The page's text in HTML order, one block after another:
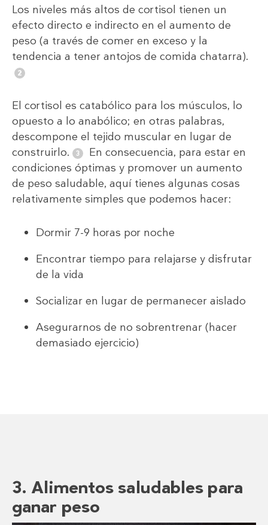
Los niveles más altos de cortisol tienen un
efecto directo e indirecto en el aumento de
peso (a través de comer en exceso y la
tendencia a tener antojos de comida chatarra).
El cortisol es catabólico para los músculos, lo
opuesto a lo anabólico; en otras palabras,
descompone el tejido muscular en lugar de
construirlo.
En consecuencia, para estar en
condiciones óptimas y promover un aumento
de peso saludable, aquí tienes algunas cosas
relativamente simples que podemos hacer:
Dormir 7-9 horas por noche
Encontrar tiempo para relajarse y disfrutar
de la vida
Socializar en lugar de permanecer aislado
Asegurarnos de no sobrentrenar (hacer
demasiado ejercicio)
3. Alimentos saludables para
ganar peso